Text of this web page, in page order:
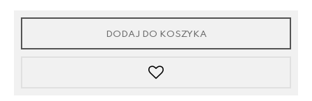
DODAJ DO KOSZYKA